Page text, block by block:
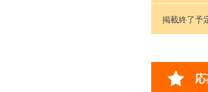
掲載終了予